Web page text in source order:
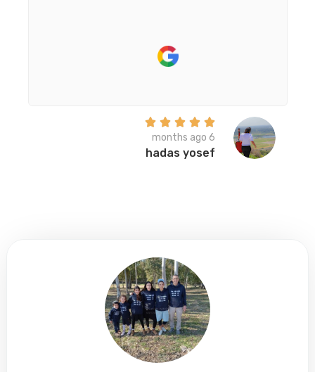





6 months ago
hadas yosef